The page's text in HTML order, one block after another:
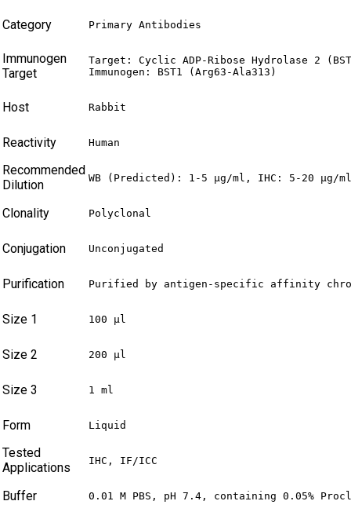
Category Primary Antibodies
Immunogen
Target
Target: Cyclic ADP-Ribose Hydrolase 2
Immunogen: BST1 (Arg63-Ala313)
Host Rabbit
Reactivity Human
Recommended
Dilution
WB (Predicted): 1-5 µg/ml, IHC: 5-20 µg/
Clonality Polyclonal
Conjugation Unconjugated
Purification Purified by antigen-specific affinity
Size 1 100 µl
Size 2 200 µl
Size 3 1 ml
Form Liquid
Tested
Applications
IHC, IF/ICC
Buffer 0.01 M PBS, pH 7.4, containing 0.05%